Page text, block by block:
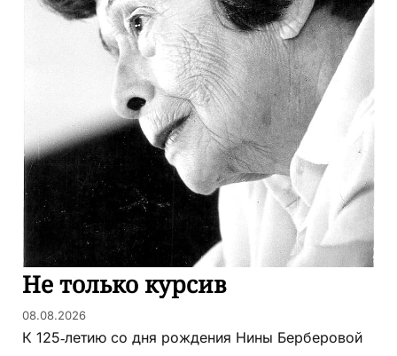
Не только курсив
08.08.2026
К 125‑летию со дня рождения Нины Берберовой